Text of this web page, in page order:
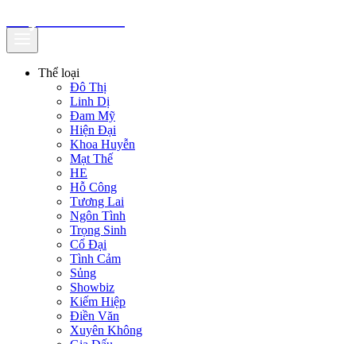
Thể loại
Đô Thị
Linh Dị
Đam Mỹ
Hiện Đại
Khoa Huyễn
Mạt Thế
HE
Hỗ Công
Tương Lai
Ngôn Tình
Trọng Sinh
Cổ Đại
Tình Cảm
Sủng
Showbiz
Kiếm Hiệp
Điền Văn
Xuyên Không